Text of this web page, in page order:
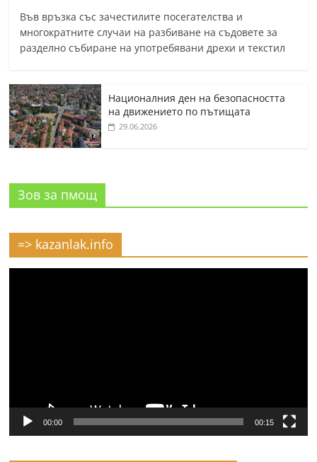
Във връзка със зачестилите посегателства и
многократните случаи на разбиване на съдовете за
разделно събиране на употребявани дрехи и текстил
Националния ден на безопасността
на движението по пътищата
29.06.2026
Зов за пмощ
=> kazanlak.info
00:00 00:15